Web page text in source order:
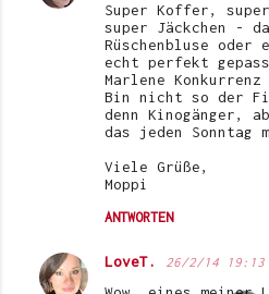
Super Koffer,
super Jäckchen -
Rüschenbluse oder
echt perfekt
Marlene
Bin nicht so der
denn Kinogänger,
das jeden Sonntag
Viele Grüße,
Moppi
ANTWORTEN
LoveT. 26/2/14 19:13